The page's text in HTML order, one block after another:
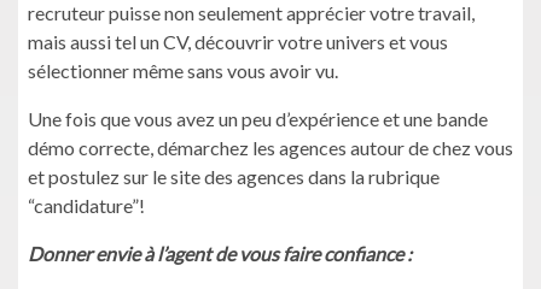
recruteur puisse non seulement apprécier votre travail,
mais aussi tel un CV, découvrir votre univers et vous
sélectionner même sans vous avoir vu.
Une fois que vous avez un peu d’expérience et une bande
démo correcte, démarchez les agences autour de chez vous
et postulez sur le site des agences dans la rubrique
“candidature”!
Donner envie à l’agent de vous faire confiance :